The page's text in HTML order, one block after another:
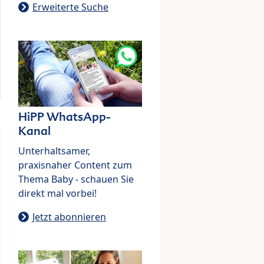
Erweiterte Suche
HiPP WhatsApp-
Kanal
Unterhaltsamer,
praxisnaher Content zum
Thema Baby - schauen Sie
direkt mal vorbei!
Jetzt abonnieren